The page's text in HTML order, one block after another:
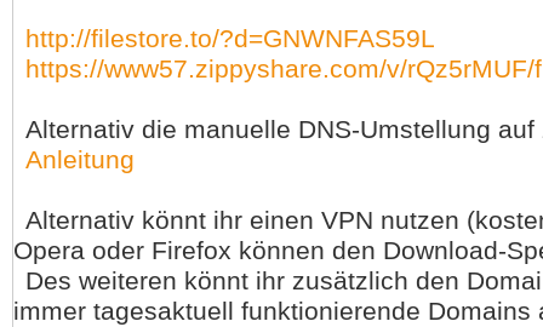
http://filestore.to/?d=GNWNFAS59L
https://www57.zippyshare.com/v/rQz5rMUF/
Alternativ die manuelle DNS-Umstellung
Anleitung
Alternativ könnt ihr einen VPN nutzen
Opera oder Firefox können den Download-
Des weiteren könnt ihr zusätzlich den
immer tagesaktuell funktionierende Domains